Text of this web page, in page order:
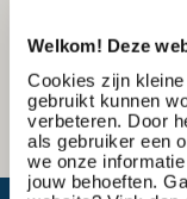
Welkom! Deze
Cookies zijn
gebruikt kunnen
verbeteren. Door
als gebruiker een
we onze
jouw behoeften.